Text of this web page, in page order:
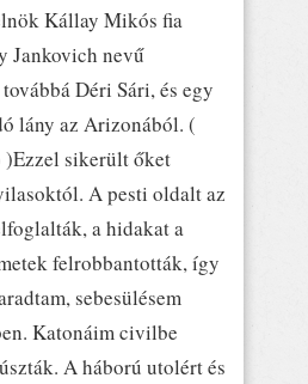
Kállay Mikós fia
Jankovich nevű
Déri Sári, és egy
lány az Arizonából. (
)Ezzel sikerült őket
A pesti oldalt az
a hidakat a
felrobbantották, így
sebesülésem
Katonáim civilbe
A háború utolért és